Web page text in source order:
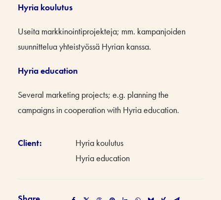
Hyria koulutus
Useita markkinointiprojekteja; mm. kampanjoiden
suunnittelua yhteistyössä Hyrian kanssa.
Hyria education
Several marketing projects; e.g. planning the
campaigns in cooperation with Hyria education.
Client:
Hyria koulutus
Hyria education